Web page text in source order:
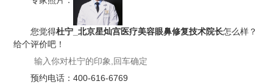
您觉得杜宁_北京星灿宫医疗美容眼鼻修复技术院长怎么样？
给个评价吧！
预约电话：400-616-6769